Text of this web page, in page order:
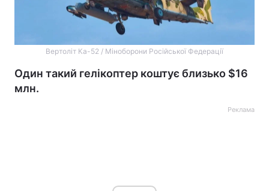
Вертоліт Ка-52 / Міноборони Російської Федерації
Один такий гелікоптер коштує близько $16
млн.
Реклама